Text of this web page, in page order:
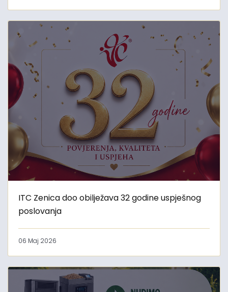
ITC Zenica doo obilježava 32 godine uspješnog
poslovanja
06 Maj 2026